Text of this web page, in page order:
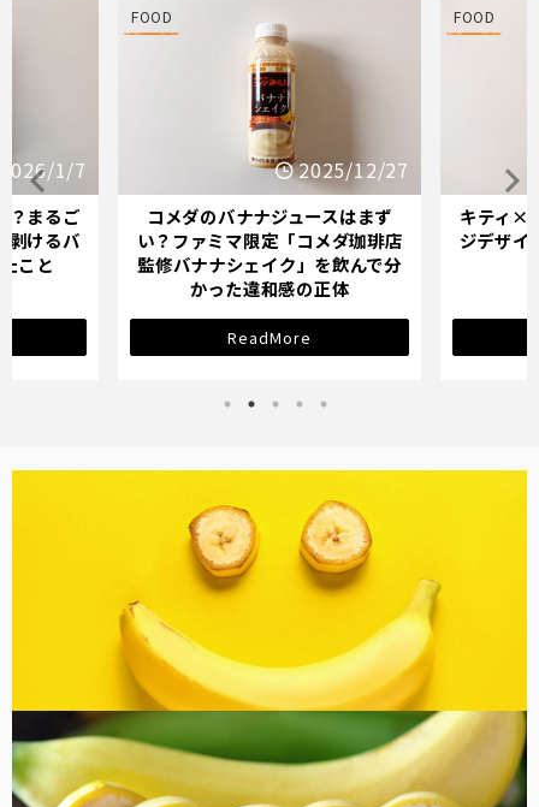
12/27
はまず
ダ珈琲店
んで分
FOOD
2025/12/21
キティ×バナナミルクのパッケー
ジデザインが示す「学び直し」の
サインとは？
ReadMore
FOOD
オイシッ
ている人
コラム